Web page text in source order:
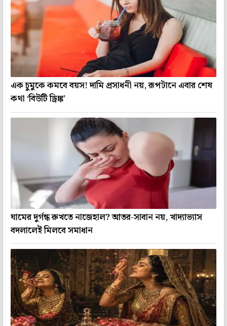
এক চুমুকে কমবে বয়স! দামি প্রসাধনী নয়, রূপটানে এবার শেষ
কথা ‘বিউটি ড্রিঙ্ক’
ঘামের দুর্গন্ধ রুখতে নাজেহাল? আতর-সাবান নয়, খাদ্যাভ্যাস
বদলালেই মিলবে সমাধান